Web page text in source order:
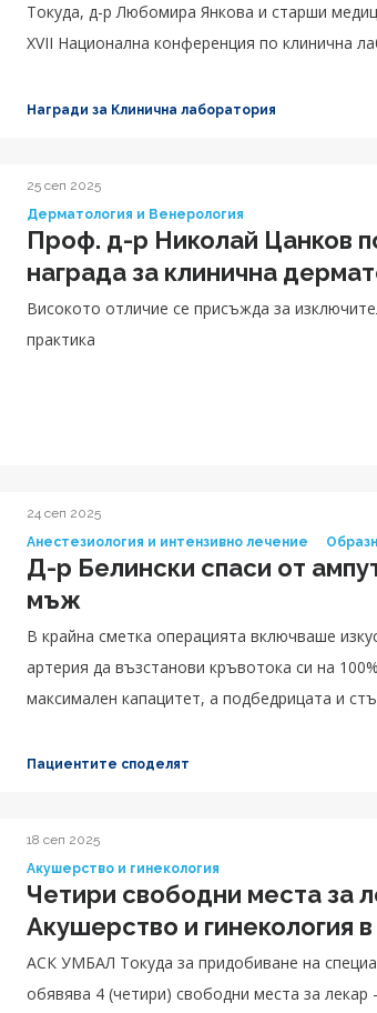
Токуда, д-р Любомира Янкова и старши
XVII Национална конференция по клинична
Награди за Клинична лаборатория
25 сеп 2025
Дерматология и Венерология
Проф. д-р Николай Цанков
награда за клинична
Високото отличие се присъжда за
практика
24 сеп 2025
Анестезиология и интензивно лечение
Д-р Белински спаси от
мъж
В крайна сметка операцията включваше
артерия да възстанови кръвотока си на
максимален капацитет, а подбедрицата и
Пациентите споделят
18 сеп 2025
Акушерство и гинекология
Четири свободни места за
Акушерство и гинекология
АСК УМБАЛ Токуда за придобиване на
обявява 4 (четири) свободни места за лекар – специализант по Акушерство и гинекология